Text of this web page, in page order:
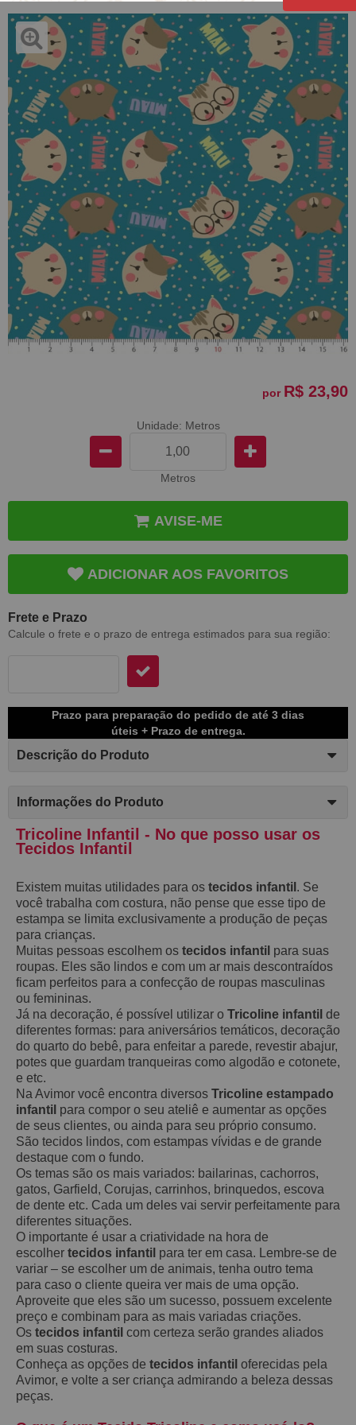
por R$ 23,90
Unidade: Metros
Metros
AVISE-ME
ADICIONAR AOS FAVORITOS
Frete e Prazo
Calcule o frete e o prazo de entrega estimados para sua região:
Prazo para preparação do pedido de até 3 dias
úteis + Prazo de entrega.
Descrição do Produto
Informações do Produto
Tricoline Infantil - No que posso usar os
Tecidos Infantil
Existem muitas utilidades para os tecidos infantil . Se
você trabalha com costura, não pense que esse tipo de
estampa se limita exclusivamente a produção de peças
para crianças.
Muitas pessoas escolhem os tecidos infantil para suas
roupas. Eles são lindos e com um ar mais descontraídos
ficam perfeitos para a confecção de roupas masculinas
ou femininas.
Já na decoração, é possível utilizar o Tricoline infantil de
diferentes formas: para aniversários temáticos, decoração
do quarto do bebê, para enfeitar a parede, revestir abajur,
potes que guardam tranqueiras como algodão e cotonete,
e etc.
Na Avimor você encontra diversos Tricoline estampado
infantil para compor o seu ateliê e aumentar as opções
de seus clientes, ou ainda para seu próprio consumo.
São tecidos lindos, com estampas vívidas e de grande
destaque com o fundo.
Os temas são os mais variados: bailarinas, cachorros,
gatos, Garfield, Corujas, carrinhos, brinquedos, escova
de dente etc. Cada um deles vai servir perfeitamente para
diferentes situações.
O importante é usar a criatividade na hora de
escolher tecidos infantil para ter em casa. Lembre-se de
variar – se escolher um de animais, tenha outro tema
para caso o cliente queira ver mais de uma opção.
Aproveite que eles são um sucesso, possuem excelente
preço e combinam para as mais variadas criações.
Os tecidos infantil com certeza serão grandes aliados
em suas costuras.
Conheça as opções de tecidos infantil oferecidas pela
Avimor, e volte a ser criança admirando a beleza dessas
peças.